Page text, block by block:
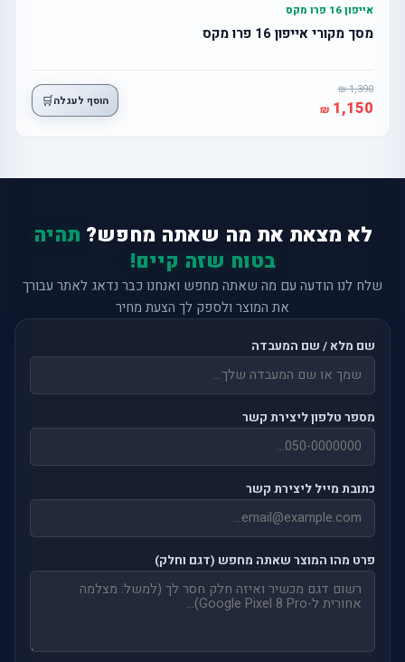
אייפון 16 פרו מקס
מסך מקורי אייפון 16 פרו מקס
1,390
1,150 הוסף לעגלה🛒
לא מצאת את מה שאתה מחפש? תהיה
בטוח שזה קיים!
שלח לנו הודעה עם מה שאתה מחפש ואנחנו כבר נדאג לאתר עבורך
את המוצר ולספק לך הצעת מחיר
שם מלא / שם המעבדה
מספר טלפון ליצירת קשר
כתובת מייל ליצירת קשר
פרט מהו המוצר שאתה מחפש (דגם וחלק)